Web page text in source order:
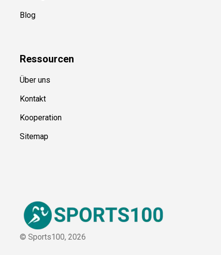
Blog
Ressourcen
Über uns
Kontakt
Kooperation
Sitemap
© Sports100, 2026